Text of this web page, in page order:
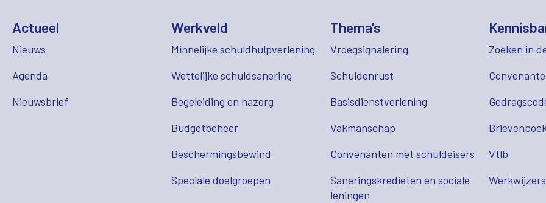
Actueel
Nieuws
Agenda
Nieuwsbrief
Werkveld
Minnelijke schuldhulpverlening
Wettelijke schuldsanering
Begeleiding en nazorg
Budgetbeheer
Beschermingsbewind
Speciale doelgroepen
Thema's
Vroegsignalering
Schuldenrust
Basisdienstverlening
Vakmanschap
Convenanten met schuldeisers
Saneringskredieten en sociale
leningen
Zoeken in
Vtlb
Werkwijzers